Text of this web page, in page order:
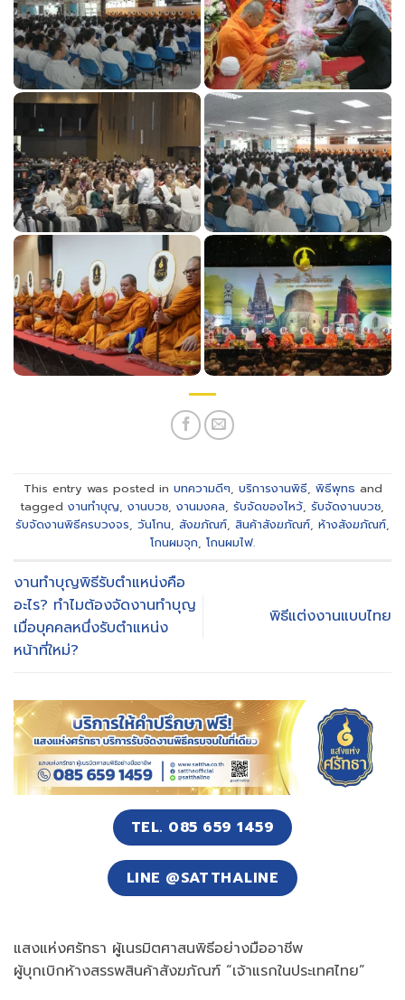
This entry was posted in บทความดีๆ, บริการงานพิธี, พิธีพุทธ and
tagged งานทำบุญ, งานบวช, งานมงคล, รับจัดของไหว้, รับจัดงานบวช,
รับจัดงานพิธีครบวงจร, วันโกน, สังฆภัณฑ์, สินค้าสังฆภัณฑ์, ห้างสังฆภัณฑ์,
โกนผมจุก, โกนผมไฟ.
งานทำบุญพิธีรับตำแหน่งคือ
อะไร? ทำไมต้องจัดงานทำบุญ
เมื่อบุคคลหนึ่งรับตำแหน่ง
หน้าที่ใหม่?
พิธีแต่งงานแบบไทย
TEL. 085 659 1459
LINE @SATTHALINE
แสงแห่งศรัทธา ผู้เนรมิตศาสนพิธีอย่างมืออาชีพ
ผู้บุกเบิกห้างสรรพสินค้าสังฆภัณฑ์ “เจ้าแรกในประเทศไทย”